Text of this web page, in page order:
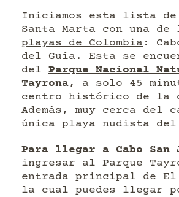
Iniciamos esta lista de
Santa Marta con una de
playas de Colombia :
del Guía. Esta se
del Parque Nacional
Tayrona, a solo 45
centro histórico de la
Además, muy cerca del
única playa nudista del
Para llegar a Cabo San
ingresar al Parque
entrada principal de
la cual puedes llegar